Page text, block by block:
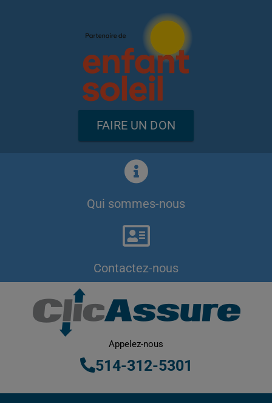
FAIRE UN DON
Qui sommes-nous
Contactez-nous
Appelez-nous
514-312-5301